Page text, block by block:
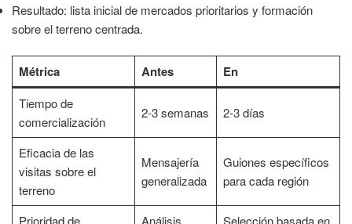
Resultado: lista inicial de mercados prioritarios y formación
sobre el terreno centrada.
Métrica Antes En
Tiempo de
comercialización
2-3 semanas 2-3 días
Eficacia de las
visitas sobre el
terreno
Mensajería
generalizada
Guiones específicos
para cada región